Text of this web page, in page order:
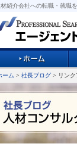
材紹介会社への転職・就職を
ーム > 社長ブログ > リンク